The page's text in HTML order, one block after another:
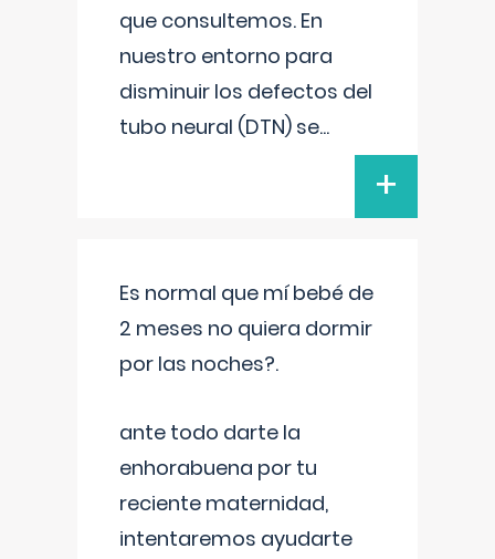
que consultemos. En
nuestro entorno para
disminuir los defectos del
tubo neural (DTN) se...
+
Es normal que mí bebé de
2 meses no quiera dormir
por las noches?.
ante todo darte la
enhorabuena por tu
reciente maternidad,
intentaremos ayudarte